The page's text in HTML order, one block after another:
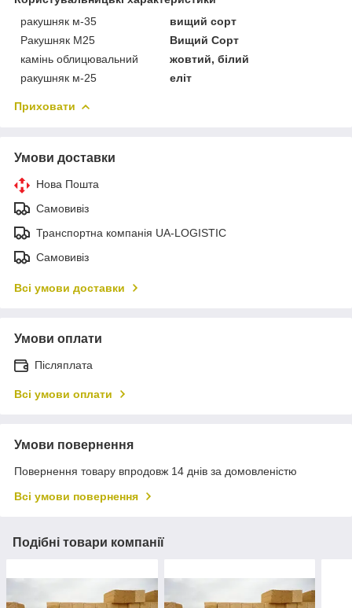
ракушняк м-35
вищий сорт
Ракушняк М25
Вищий Сорт
камінь облицювальний
жовтий, білий
ракушняк м-25
еліт
Приховати
Умови доставки
Нова Пошта
Самовивіз
Транспортна компанія UA-LOGISTIC
Самовивіз
Всі умови доставки
Умови оплати
Післяплата
Всі умови оплати
Умови повернення
Повернення товару впродовж 14 днів за домовленістю
Всі умови повернення
Подібні товари компанії